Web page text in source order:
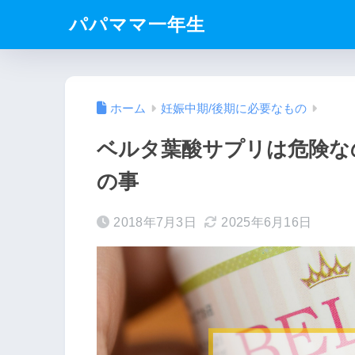
パパママ一年生
ホーム 妊娠中期/後期に必要なもの
ベルタ葉酸サプリは危険
の事
2018年7月3日 2025年6月16日